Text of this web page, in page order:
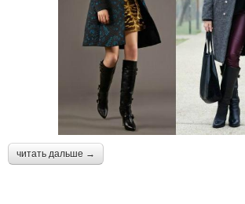
читать дальше →